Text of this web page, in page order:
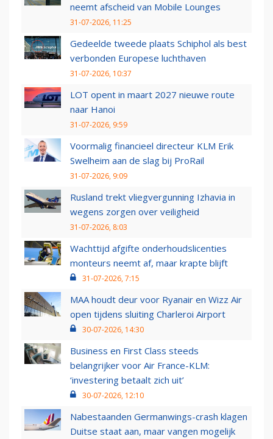
neemt afscheid van Mobile Lounges
31-07-2026, 11:25
Gedeelde tweede plaats Schiphol als best
verbonden Europese luchthaven
31-07-2026, 10:37
LOT opent in maart 2027 nieuwe route
naar Hanoi
31-07-2026, 9:59
Voormalig financieel directeur KLM Erik
Swelheim aan de slag bij ProRail
31-07-2026, 9:09
Rusland trekt vliegvergunning Izhavia in
wegens zorgen over veiligheid
31-07-2026, 8:03
Wachttijd afgifte onderhoudslicenties
monteurs neemt af, maar krapte blijft
31-07-2026, 7:15
MAA houdt deur voor Ryanair en Wizz Air
open tijdens sluiting Charleroi Airport
30-07-2026, 14:30
Business en First Class steeds
belangrijker voor Air France-KLM:
‘investering betaalt zich uit’
30-07-2026, 12:10
Nabestaanden Germanwings-crash klagen
Duitse staat aan, maar vangen mogelijk